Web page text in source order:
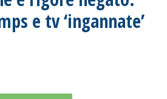
e tv ‘ingannate’